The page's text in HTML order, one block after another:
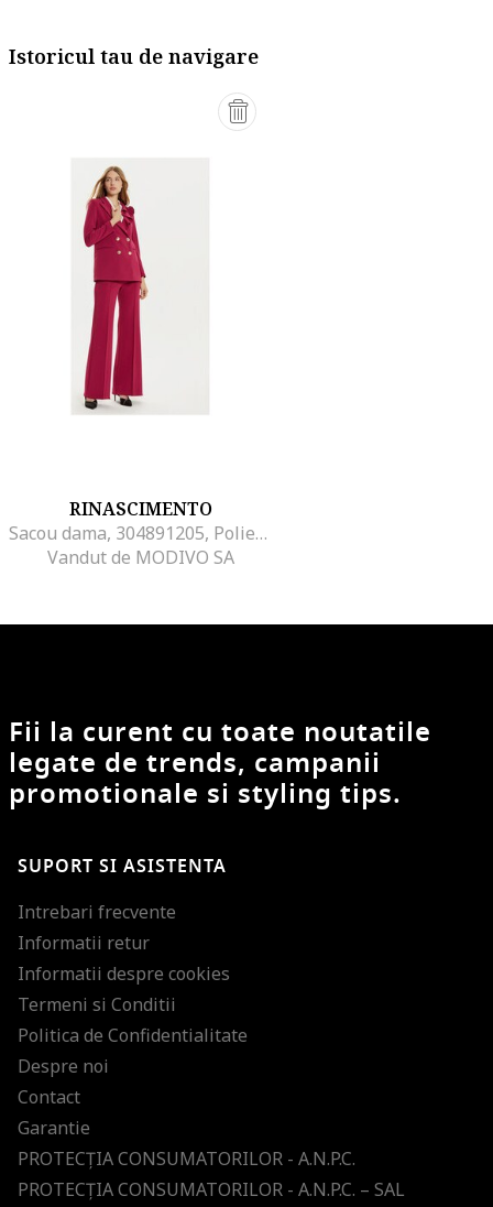
Istoricul tau de navigare
RINASCIMENTO
Sacou dama, 304891205, Poliester, Rosu, Rosu
Vandut de MODIVO SA
Fii la curent cu toate noutatile
legate de trends, campanii
promotionale si styling tips.
SUPORT SI ASISTENTA
Intrebari frecvente
Informatii retur
Informatii despre cookies
Termeni si Conditii
Politica de Confidentialitate
Despre noi
Contact
Garantie
PROTECŢIA CONSUMATORILOR - A.N.P.C.
PROTECŢIA CONSUMATORILOR - A.N.P.C. – SAL